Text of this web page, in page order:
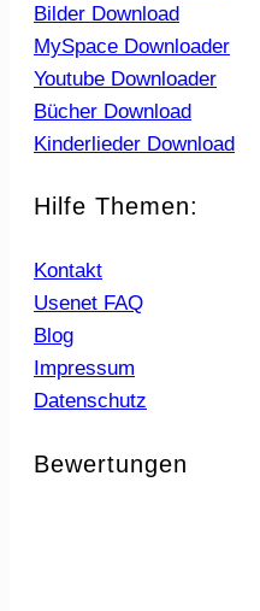
Bilder Download
MySpace Downloader
Youtube Downloader
Bücher Download
Kinderlieder Download
Hilfe Themen:
Kontakt
Usenet FAQ
Blog
Impressum
Datenschutz
Bewertungen